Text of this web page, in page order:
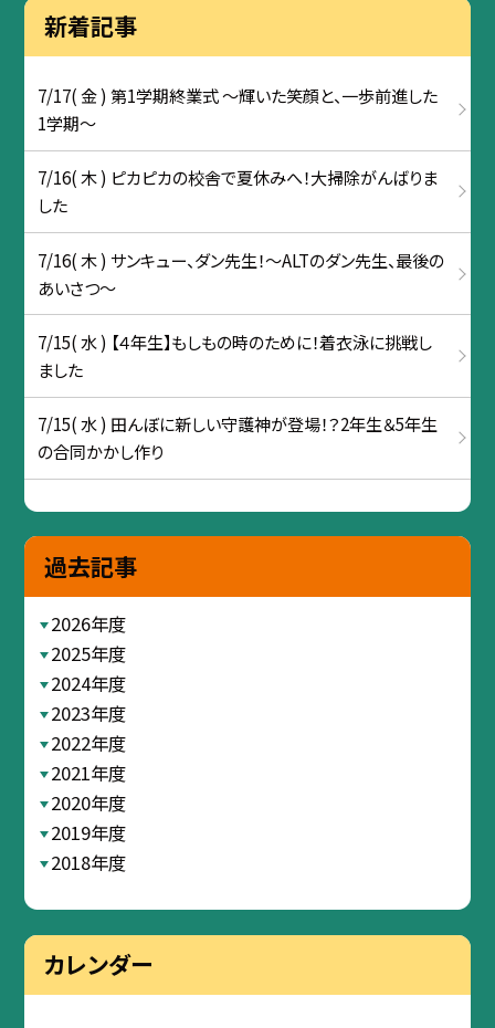
新着記事
7/17( 金 ) 第1学期終業式 ～輝いた笑顔と、一歩前進した
1学期～
7/16( 木 ) ピカピカの校舎で夏休みへ！大掃除がんばりま
した
7/16( 木 ) サンキュー、ダン先生！〜ALTのダン先生、最後の
あいさつ〜
7/15( 水 ) 【４年生】もしもの時のために！着衣泳に挑戦し
ました
7/15( 水 ) 田んぼに新しい守護神が登場！？2年生＆5年生
の合同かかし作り
過去記事
2026年度
2025年度
2024年度
2023年度
2022年度
2021年度
2020年度
2019年度
2018年度
カレンダー